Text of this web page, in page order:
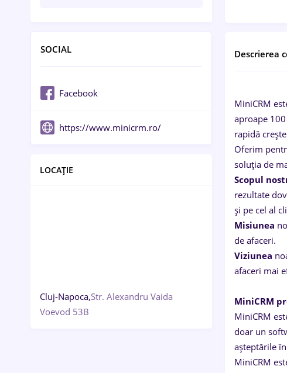
SOCIAL
Facebook
https://www.minicrm.ro/
LOCAȚIE
Cluj-Napoca,Str. Alexandru Vaida
Voevod 53B
Descrierea
MiniCRM
aproape
rapidă
Oferim
soluția de
Scopul
rezultate
și pe cel al
Misiunea
de afaceri.
Viziunea
afaceri mai
MiniCRM
MiniCRM
doar un
așteptările
MiniCRM